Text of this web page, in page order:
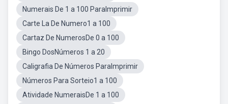
Numerais De 1 a 100 ParaImprimir
Carte La De Numero1 a 100
Cartaz De NumerosDe 0 a 100
Bingo DosNúmeros 1 a 20
Caligrafia De Números ParaImprimir
Números Para Sorteio1 a 100
Atividade NumeraisDe 1 a 100